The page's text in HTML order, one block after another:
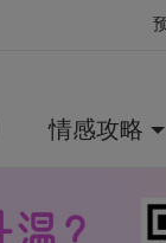
情感攻略